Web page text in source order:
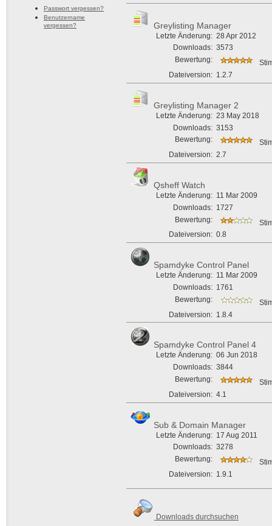
Passwort vergessen?
Benutzername
vergessen? Greylisting Manager
Letzte Änderung: 28 Apr 2012
Downloads: 3573
Bewertung:
Dateiversion: 1.2.7
Greylisting Manager 2
Letzte Änderung: 23 May 2018
Downloads: 3153
Bewertung:
Dateiversion: 2.7
Qsheff Watch
Letzte Änderung: 11 Mar 2009
Downloads: 1727
Bewertung:
Dateiversion: 0.8
Spamdyke Control Panel
Letzte Änderung: 11 Mar 2009
Downloads: 1761
Bewertung:
Dateiversion: 1.8.4
Spamdyke Control Panel 4
Letzte Änderung: 06 Jun 2018
Downloads: 3844
Bewertung:
Dateiversion: 4.1
Sub & Domain Manager
Letzte Änderung: 17 Aug 2011
Downloads: 3278
Bewertung:
Dateiversion: 1.9.1
Downloads durchsuchen